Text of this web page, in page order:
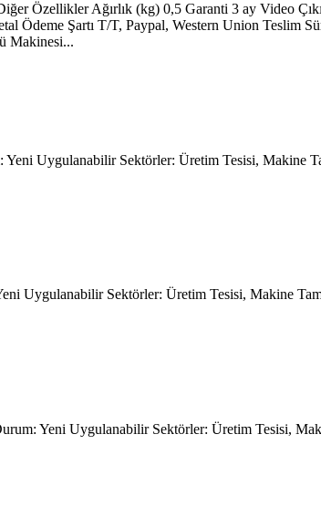
Özellikler Ağırlık (kg) 0,5 Garanti 3 ay Video
Ödeme Şartı T/T, Paypal, Western Union Teslim
Makinesi...
Uygulanabilir Sektörler: Üretim Tesisi, Makine
Uygulanabilir Sektörler: Üretim Tesisi, Makine
Yeni Uygulanabilir Sektörler: Üretim Tesisi,